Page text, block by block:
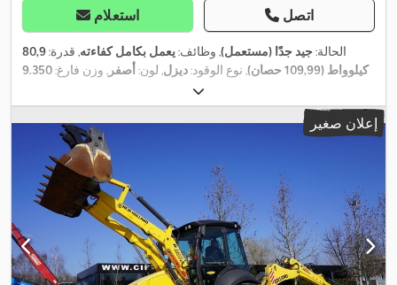
استعلام اتصل
الحالة:جيد جدًا (مستعمل), وظائف:يعمل بكامل كفاءته, قدرة:80,9
كيلوواط (109,99 حصان)
, نوع الوقود:ديزل, لون: أصفر , وزن فارغ:9.350
, ساعات التشغيل:
معدات:دفع رباعي, قفل التروس التفاضلية, كابينة ,
إعلان صغير